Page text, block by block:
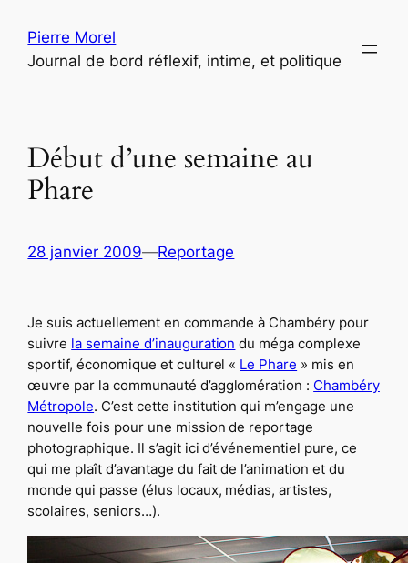
contenu
Pierre Morel
Journal de bord réflexif, intime, et politique
Début d’une semaine au
Phare
28 janvier 2009—Reportage
Je suis actuellement en commande à Chambéry pour
suivre la semaine d’inauguration du méga complexe
sportif, économique et culturel « Le Phare » mis en
œuvre par la communauté d’agglomération : Chambéry
Métropole. C’est cette institution qui m’engage une
nouvelle fois pour une mission de reportage
photographique. Il s’agit ici d’événementiel pure, ce
qui me plaît d’avantage du fait de l’animation et du
monde qui passe (élus locaux, médias, artistes,
scolaires, seniors…).